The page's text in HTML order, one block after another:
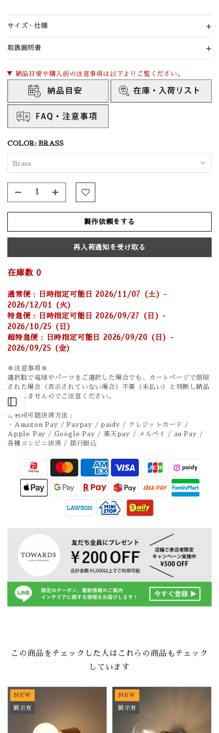
サイズ・仕様
取扱説明書
▼ 納品目安や購入前の注意事項は以下よりご覧ください。
COLOR: BRASS
Brass
製作依頼をする
再入荷通知を受け取る
在庫数 0
通常便 : 日時指定可能日 2026/11/07 (土) -
2026/12/01 (火)
特急便 : 日時指定可能日 2026/09/27 (日) -
2026/10/25 (日)
超特急便 : 日時指定可能日 2026/09/20 (日) -
2026/09/25 (金)
※注意事項※
選択肢で電球やパーツをご選択した場合でも、カートページで削除
された場合（表示されていない場合）不要（未払い）と判断し納品
は致しませんのでご注意ください。
ご利用可能決済方法 :
・Amazon Pay / Paypay / paidy / クレジットカード /
Apple Pay / Google Pay / 楽天pay / メルペイ / au Pay /
各種コンビニ決済 / 銀行振込
この商品をチェックした人はこれらの商品もチェック
しています
NEW
展示有
NEW
展示有